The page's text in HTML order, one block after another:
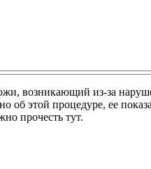
возникающий из-за
об этой процедуре, ее
прочесть тут.